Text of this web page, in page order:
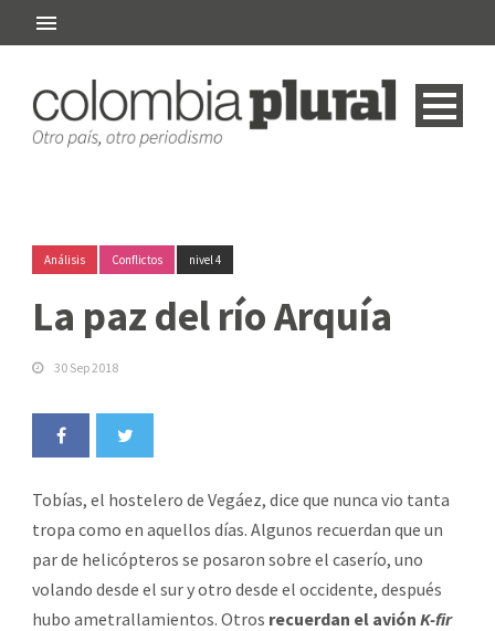
Análisis Conflictos nivel 4
La paz del río Arquía
30 Sep 2018
Tobías, el hostelero de Vegáez, dice que nunca vio tanta
tropa como en aquellos días. Algunos recuerdan que un
par de helicópteros se posaron sobre el caserío, uno
volando desde el sur y otro desde el occidente, después
hubo ametrallamientos. Otros recuerdan el avión K-fir